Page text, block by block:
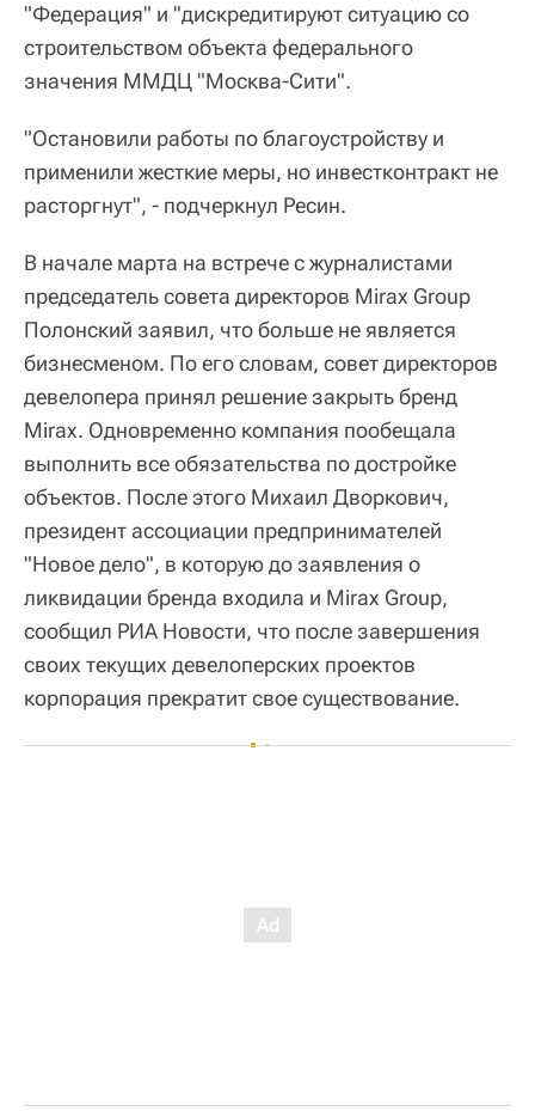
"Федерация" и "дискредитируют ситуацию со
строительством объекта федерального
значения ММДЦ "Москва-Сити".
"Остановили работы по благоустройству и
применили жесткие меры, но инвестконтракт не
расторгнут", - подчеркнул Ресин.
В начале марта на встрече с журналистами
председатель совета директоров Mirax Group
Полонский заявил, что больше не является
бизнесменом. По его словам, совет директоров
девелопера принял решение закрыть бренд
Mirax. Одновременно компания пообещала
выполнить все обязательства по достройке
объектов. После этого Михаил Дворкович,
президент ассоциации предпринимателей
"Новое дело", в которую до заявления о
ликвидации бренда входила и Mirax Group,
сообщил РИА Новости, что после завершения
своих текущих девелоперских проектов
корпорация прекратит свое существование.